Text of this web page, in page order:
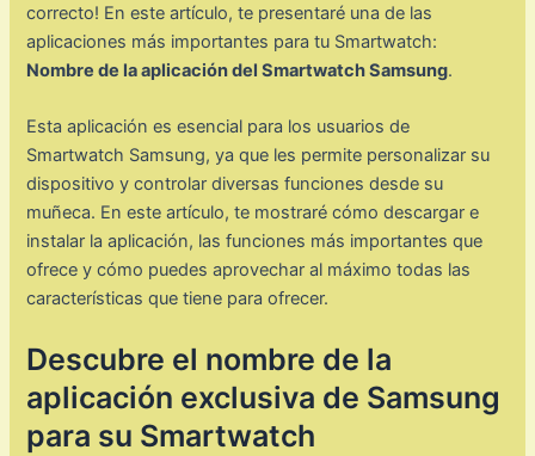
correcto! En este artículo, te presentaré una de las
aplicaciones más importantes para tu Smartwatch:
Nombre de la aplicación del Smartwatch Samsung.
Esta aplicación es esencial para los usuarios de
Smartwatch Samsung, ya que les permite personalizar su
dispositivo y controlar diversas funciones desde su
muñeca. En este artículo, te mostraré cómo descargar e
instalar la aplicación, las funciones más importantes que
ofrece y cómo puedes aprovechar al máximo todas las
características que tiene para ofrecer.
Descubre el nombre de la
aplicación exclusiva de Samsung
para su Smartwatch